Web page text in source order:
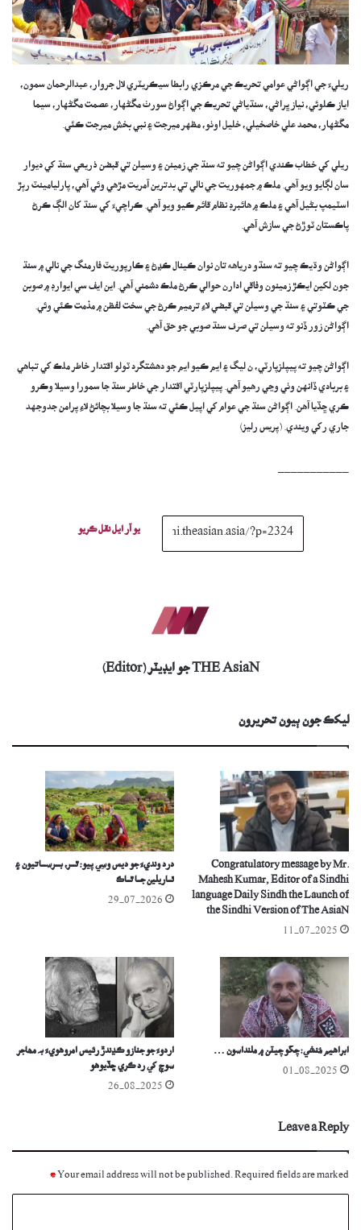
ريليءَ جي اڳواڻي عوامي تحريڪ جي مرڪزي رابطا سيڪريٽري لال جروار، عبدالرحمان سمون،
اياز ڪلوئي، نياز ڀراڻي، سنڌياڻي تحريڪ جي اڳواڻ سورٺ مڱڻهار، عصمت مڱڻهار، سيما
مڱڻهار، محمد علي خاصخيلي، خليل اوٺو، مظهر ميرجت ۽ نبي بخش ميرجت ڪئي.
ريلي کي خطاب ڪندي اڳواڻن چيو ته سنڌ جي زمينن ۽ وسيلن تي قبضن ذريعي سنڌ کي ديوار
سان لڳايو ويو آهي. ملڪ ۾ جمهوريت جي نالي تي بدترين آمريت مڙهي وئي آهي، پارليامينٽ رٻڙ
اسٽيمپ بڻيل آهي ۽ ملڪ ۾ هائبرڊ نظام قائم ڪيو ويو آهي. ڪراچيءَ کي سنڌ کان الڳ ڪرڻ
پاڪستان ٽوڙڻ جي سازش آهي.
اڳواڻن وڌيڪ چيو ته سنڌو درياهه تان نوان ڪينال ڪڍڻ ۽ ڪارپوريٽ فارمنگ جي نالي ۾ سنڌ
جون لکين ايڪڙ زمينون وفاقي ادارن حوالي ڪرڻ ملڪ دشمني آهي. اين ايف سي ايوارڊ ۾ صوبن
جي ڪٽوتي ۽ سنڌ جي وسيلن تي قبضي لاءِ ترميم ڪرڻ جي سخت لفظن ۾ مذمت ڪئي وئي.
اڳواڻن زور ڏنو ته وسيلن تي صرف سنڌ صوبي جو حق آهي.
اڳواڻن چيو ته پيپلزپارٽي، ن ليگ ۽ ايم ڪيو ايم جو دهشتگرد ٽولو اقتدار خاطر ملڪ کي تباهي
۽ بربادي ڏانهن وٺي وڃي رهيو آهي. پيپلزپارٽي اقتدار جي خاطر سنڌ جا سمورا وسيلا وڪرو
ڪري ڇڏيا آهن. اڳواڻن سنڌ جي عوام کي اپيل ڪئي ته سنڌ جا وسيلا بچائڻ لاءِ پرامن جدوجهد
جاري رکي ويندي. (پريس رليز)
يو آر ايل نقل ڪريو
THE AsiaN جو ايڊيٽر (Editor)
ليکڪ جون ٻيون تحريرون
Congratulatory message by Mr.
Mahesh Kumar, Editor of a Sindhi
language Daily Sindh the Launch of
the Sindhi Version of The AsiaN
11-07-2025
درد ونديءَ جو ديس وسِي پيو: ٿـــر، بـــرســـاتيون ۽
ٿــاريلين جــا ٿــاڪ
29-07-2026
ابراهيم مُنشي: چڱو چيٽن ۾ ملنداسون …
01-08-2025
اُردوءَ جو جنازو ڪڍندڙ رئيس امروھويءَ بہ مھاجر
سوچ کي رد ڪري ڇڏيوھو
26-08-2025
Leave a Reply
Your email address will not be published.Required fields are marked
*